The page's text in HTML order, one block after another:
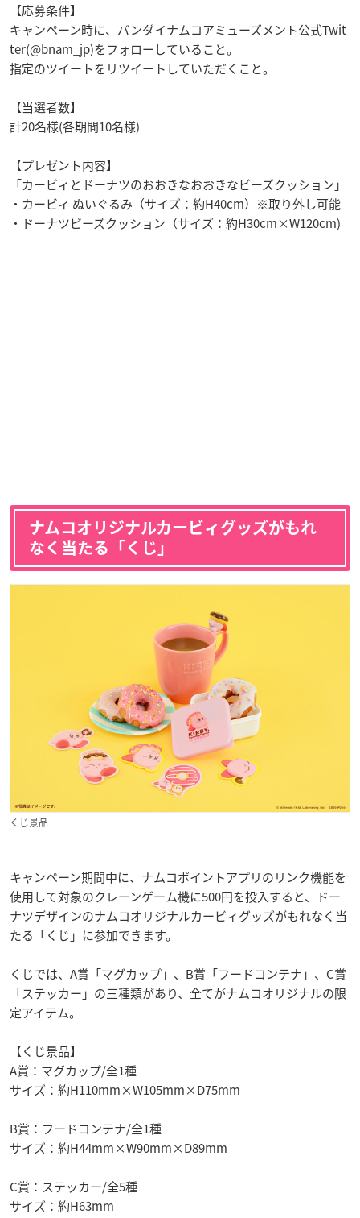
【応募条件】
キャンペーン時に、バンダイナムコアミューズメント公式Twit
ter(@bnam_jp)をフォローしていること。
指定のツイートをリツイートしていただくこと。
【当選者数】
計20名様(各期間10名様)
【プレゼント内容】
「カービィとドーナツのおおきなおおきなビーズクッション」
・カービィ ぬいぐるみ（サイズ：約H40cm）※取り外し可能
・ドーナツビーズクッション（サイズ：約H30cm×W120cm)
ナムコオリジナルカービィグッズがもれ
なく当たる「くじ」
くじ景品
キャンペーン期間中に、ナムコポイントアプリのリンク機能を
使用して対象のクレーンゲーム機に500円を投入すると、ドー
ナツデザインのナムコオリジナルカービィグッズがもれなく当
たる「くじ」に参加できます。
くじでは、A賞「マグカップ」、B賞「フードコンテナ」、C賞
「ステッカー」の三種類があり、全てがナムコオリジナルの限
定アイテム。
【くじ景品】
A賞：マグカップ/全1種
サイズ：約H110mm×W105mm×D75mm
B賞：フードコンテナ/全1種
サイズ：約H44mm×W90mm×D89mm
C賞：ステッカー/全5種
サイズ：約H63mm